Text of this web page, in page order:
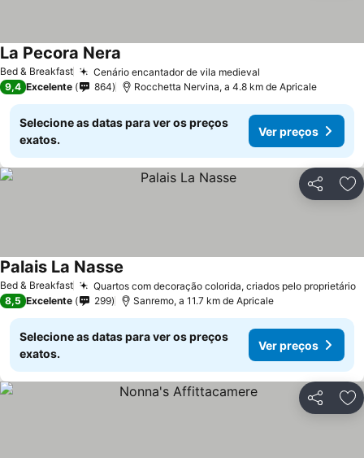
Bed & Breakfast Cenário encantador de vila medieval
La Pecora Nera
9,4 Excelente 864 Rocchetta Nervina, a 4.8 km de Apricale
Selecione as datas para ver os preços
exatos.
Ver preços
Partilhar
Bed & Breakfast Quartos com decoração colorida, criados pelo proprietário
Palais La Nasse
8,5 Excelente 299 Sanremo, a 11.7 km de Apricale
Selecione as datas para ver os preços
exatos.
Ver preços
Partilhar